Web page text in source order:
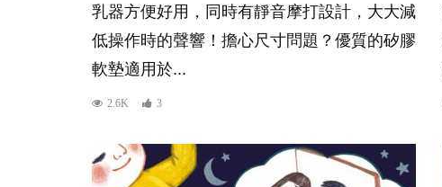
乳器方便好用，同時有靜音摩打設計，大大減
低操作時的聲響！擔心尺寸問題？優質的矽膠
軟墊適用於...
2.6K 3